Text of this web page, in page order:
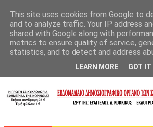
This site uses cookies from Google to
and to analyze traffic. Your IP address
shared with Google along with
metrics to ensure quality of service,
statistics, and to detect and address
LEARN MORE GOT IT